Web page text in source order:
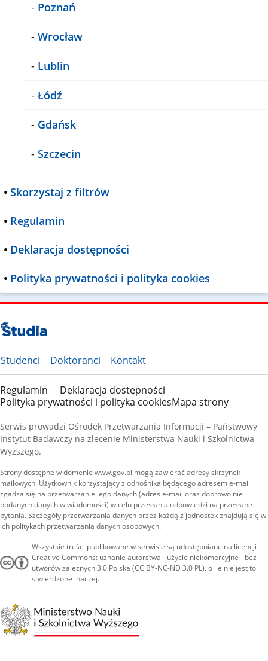
- Poznań
- Wrocław
- Lublin
- Łódź
- Gdańsk
- Szczecin
• Skorzystaj z filtrów
• Regulamin
• Deklaracja dostępności
• Polityka prywatności i polityka cookies
Studenci Doktoranci Kontakt
Regulamin
Deklaracja dostępności
Polityka prywatności i polityka cookiesMapa strony
Serwis prowadzi Ośrodek Przetwarzania Informacji – Państwowy
Instytut Badawczy na zlecenie Ministerstwa Nauki i Szkolnictwa
Wyższego.
Strony dostępne w domenie www.gov.pl mogą zawierać adresy skrzynek
mailowych. Użytkownik korzystający z odnośnika będącego adresem e-mail
zgadza się na przetwarzanie jego danych (adres e-mail oraz dobrowolnie
podanych danych w wiadomości) w celu przesłania odpowiedzi na przesłane
pytania. Szczegóły przetwarzania danych przez każdą z jednostek znajdują się w
ich politykach przetwarzania danych osobowych.
Wszystkie treści publikowane w serwisie są udostępniane na licencji
Creative Commons: uznanie autorstwa - użycie niekomercyjne - bez
utworów zależnych 3.0 Polska (CC BY-NC-ND 3.0 PL), o ile nie jest to
stwierdzone inaczej.